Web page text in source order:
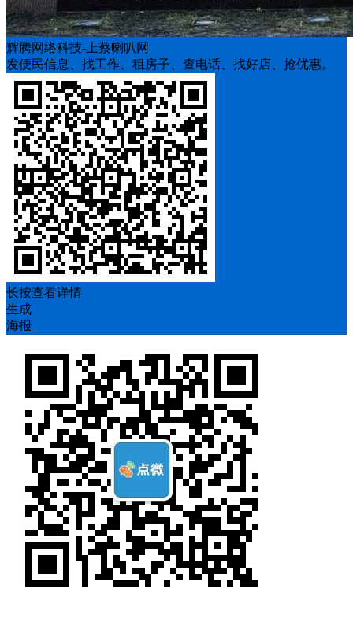
辉腾网络科技-上蔡喇叭网
发便民信息、找工作、租房子、查电话、找好店、抢优惠。
长按查看详情
生成
海报